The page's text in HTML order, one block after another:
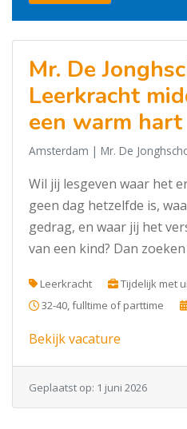
Mr. De
Leerkracht
een warm hart
Amsterdam | Mr. De
Wil jij lesgeven waar het
geen dag hetzelfde is,
gedrag, en waar jij het
van een kind? Dan
Leerkracht
Tijdelijk met
32-40, fulltime of parttime
Bekijk vacature
Geplaatst op: 1 juni 2026